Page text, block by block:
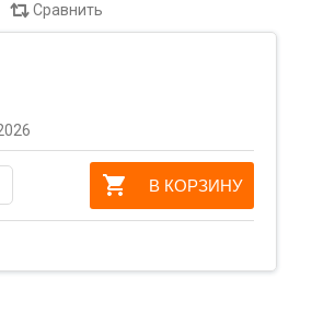
Сравнить
В КОРЗИНУ